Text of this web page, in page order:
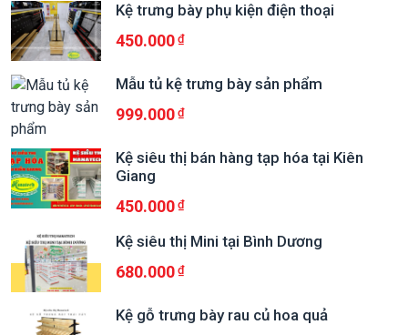
Kệ trưng bày phụ kiện điện thoại
450.000
Mẫu tủ kệ trưng bày sản phẩm
999.000
Kệ siêu thị bán hàng tạp hóa tại Kiên
Giang
450.000
Kệ siêu thị Mini tại Bình Dương
680.000
Kệ gỗ trưng bày rau củ hoa quả